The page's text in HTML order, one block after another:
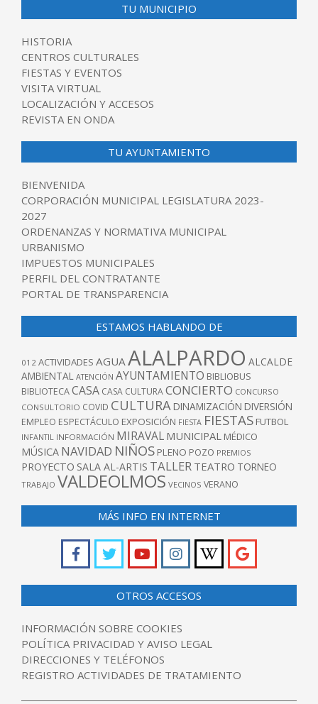
TU MUNICIPIO
HISTORIA
CENTROS CULTURALES
FIESTAS Y EVENTOS
VISITA VIRTUAL
LOCALIZACIÓN Y ACCESOS
REVISTA EN ONDA
TU AYUNTAMIENTO
BIENVENIDA
CORPORACIÓN MUNICIPAL LEGISLATURA 2023-
2027
ORDENANZAS Y NORMATIVA MUNICIPAL
URBANISMO
IMPUESTOS MUNICIPALES
PERFIL DEL CONTRATANTE
PORTAL DE TRANSPARENCIA
ESTAMOS HABLANDO DE
012 ACTIVIDADES AGUA ALALPARDO ALCALDE
AMBIENTAL ATENCIÓN AYUNTAMIENTO BIBLIOBUS
BIBLIOTECACASA CASA CULTURACONCIERTO CONCURSO
CONSULTORIO COVID CULTURA DINAMIZACIÓN DIVERSIÓN
EMPLEO ESPECTÁCULO EXPOSICIÓN FIESTA FIESTAS FUTBOL
INFANTIL INFORMACIÓN MIRAVAL MUNICIPAL MÉDICO
MÚSICA NAVIDAD NIÑOS PLENO POZO PREMIOS
PROYECTO SALA AL-ARTIS TALLER TEATRO TORNEO
TRABAJO VALDEOLMOS VECINOS VERANO
MÁS INFO EN INTERNET
OTROS ACCESOS
INFORMACIÓN SOBRE COOKIES
POLÍTICA PRIVACIDAD Y AVISO LEGAL
DIRECCIONES Y TELÉFONOS
REGISTRO ACTIVIDADES DE TRATAMIENTO